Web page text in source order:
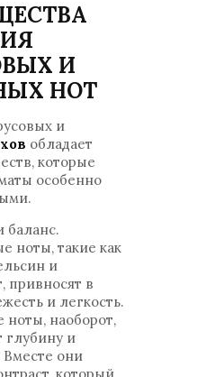
И
НОТ
и
обладает
которые
особенно
баланс.
ноты, такие как
и
привносят в
и легкость.
ноты, наоборот,
глубину и
Вместе они